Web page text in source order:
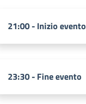
21:00 - Inizio evento
23:30 - Fine evento